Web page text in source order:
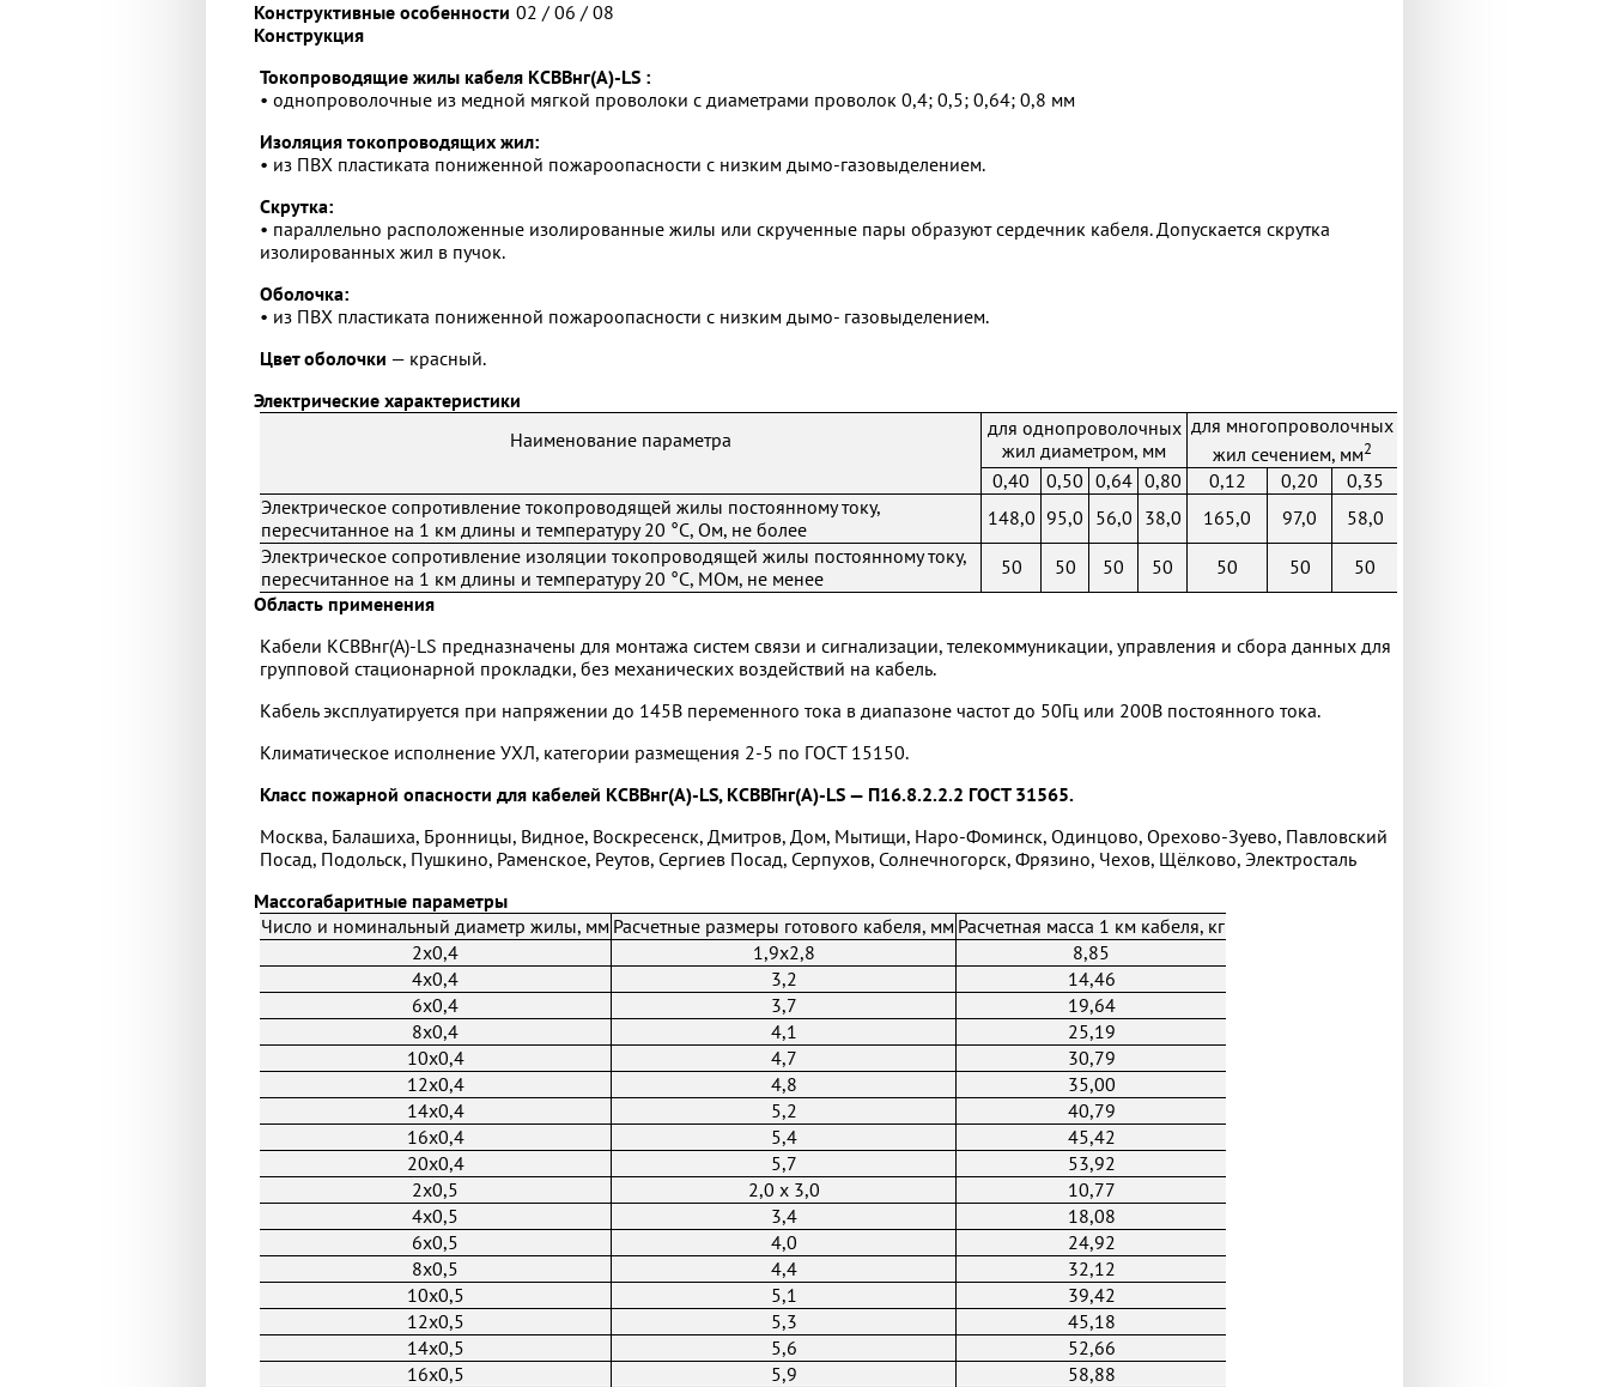
Конструктивные особенности 02 / 06 / 08
Конструкция
Токопроводящие жилы кабеля КСВВнг(А)-LS :
• однопроволочные из медной мягкой проволоки с диаметрами проволок 0,4; 0,5; 0,64; 0,8 мм
Изоляция токопроводящих жил:
• из ПВХ пластиката пониженной пожароопасности с низким дымо-газовыделением.
Скрутка:
• параллельно расположенные изолированные жилы или скрученные пары образуют сердечник кабеля. Допускается скрутка
изолированных жил в пучок.
Оболочка:
• из ПВХ пластиката пониженной пожароопасности с низким дымо- газовыделением.
Цвет оболочки — красный.
Электрические характеристики
Наименование параметра
для однопроволочных
жил диаметром, мм
для многопроволочных
жил сечением, мм2
0,40 0,50 0,64 0,80 0,12 0,20
0,35
Электрическое сопротивление токопроводящей жилы постоянному току,
пересчитанное на 1 км длины и температуру 20 °С, Ом, не более
148,0 95,0 56,0 38,0 165,0 97,0
58,0
Электрическое сопротивление изоляции токопроводящей жилы постоянному току,
пересчитанное на 1 км длины и температуру 20 °С, МОм, не менее
50 50 50 50 50 50
50
Область применения
Кабели КСВВнг(А)-LS предназначены для монтажа систем связи и сигнализации, телекоммуникации, управления и сбора данных для
групповой стационарной прокладки, без механических воздействий на кабель.
Кабель эксплуатируется при напряжении до 145В переменного тока в диапазоне частот до 50Гц или 200В постоянного тока.
Климатическое исполнение УХЛ, категории размещения 2-5 по ГОСТ 15150.
Класс пожарной опасности для кабелей КСВВнг(А)-LS, КСВВГнг(А)-LS — П16.8.2.2.2 ГОСТ 31565.
Москва, Балашиха, Бронницы, Видное, Воскресенск, Дмитров, Дом, Мытищи, Наро-Фоминск, Одинцово, Орехово-Зуево, Павловский
Посад, Подольск, Пушкино, Раменское, Реутов, Сергиев Посад, Серпухов, Солнечногорск, Фрязино, Чехов, Щёлково, Электросталь
Массогабаритные параметры
Число и номинальный диаметр жилы, мм Расчетные размеры готового кабеля, мм Расчетная масса 1 км кабеля, кг
2x0,4
1,9x2,8
8,85
4x0,4
3,2
14,46
6x0,4
3,7
19,64
8x0,4
4,1
25,19
10x0,4
4,7
30,79
12x0,4
4,8
35,00
14x0,4
5,2
40,79
16x0,4
5,4
45,42
20x0,4
5,7
53,92
2x0,5
2,0 х 3,0
10,77
4x0,5
3,4
18,08
6x0,5
4,0
24,92
8x0,5
4,4
32,12
10x0,5
5,1
39,42
12x0,5
5,3
45,18
14x0,5
5,6
52,66
16x0,5
5,9
58,88